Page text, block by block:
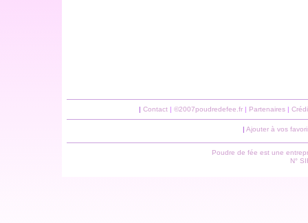
| Contact | ©2007poudredefee.fr | Partenaires |
| Ajouter à vos
Poudre de fée est une
N°